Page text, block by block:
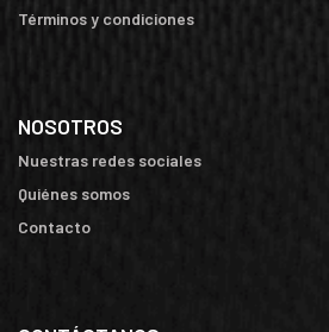
Términos y condiciones
NOSOTROS
Nuestras redes sociales
Quiénes somos
Contacto